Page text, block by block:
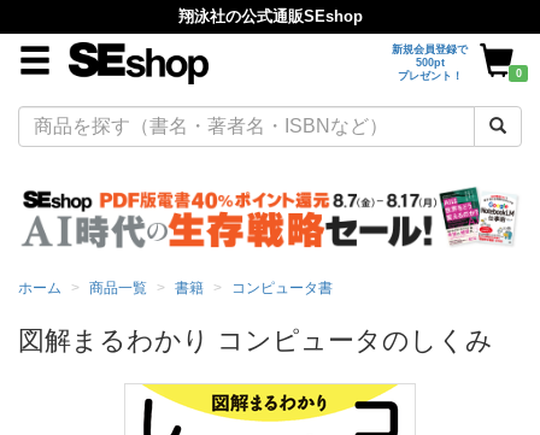
翔泳社の公式通販SEshop
新規会員登録で
500pt
プレゼント！
0
ホーム 商品一覧 書籍 コンピュータ書
図解まるわかり コンピュータのしくみ